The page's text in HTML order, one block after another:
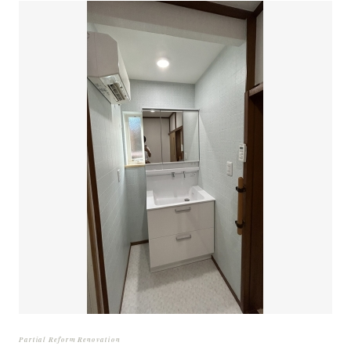
Partial Reform Renovation